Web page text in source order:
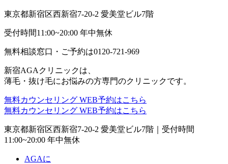
東京都新宿区西新宿7-20-2 愛美堂ビル7階
受付時間11:00~20:00 年中無休
無料相談窓口・ご予約は0120-721-969
新宿AGAクリニックは、
薄毛・抜け毛にお悩みの方専門のクリニックです。
無料カウンセリング WEB予約はこちら
無料カウンセリング WEB予約はこちら
東京都新宿区西新宿7-20-2 愛美堂ビル7階｜ 受付時間
11:00~20:00 年中無休
AGAに